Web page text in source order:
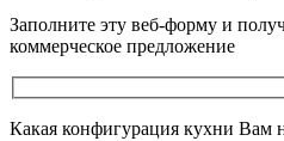
Заполните эту веб-форму и
коммерческое предложение
Какая конфигурация кухни Вам